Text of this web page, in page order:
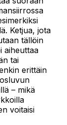
Ketjua, jota
tällöin
aiheuttaa
tai
erittäin
– mikä
voitaisi